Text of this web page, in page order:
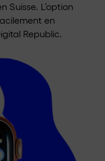
Suisse. L’option
en
Republic.